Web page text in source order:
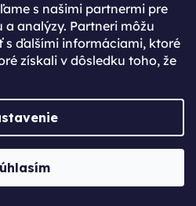
s našimi partnermi pre
analýzy. Partneri môžu
ďalšími informáciami, ktoré
získali v dôsledku toho, že